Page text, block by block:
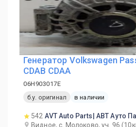
Генератор Volkswagen
CDAB CDAA
06H903017E
б.у. оригинал
в наличии
542 AVT Auto Parts| АВТ Ауто
Видное, с. Молоково, уч. 96